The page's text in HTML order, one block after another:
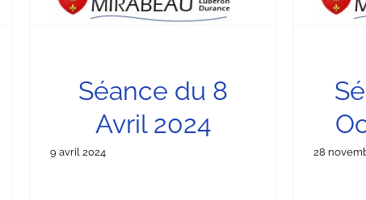
Séance du 8
Avril 2024
9 avril 2024
Séances du Conseil Municipal
28